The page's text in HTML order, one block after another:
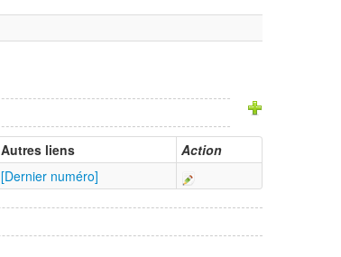
Autres liens
Action
[Dernier numéro]